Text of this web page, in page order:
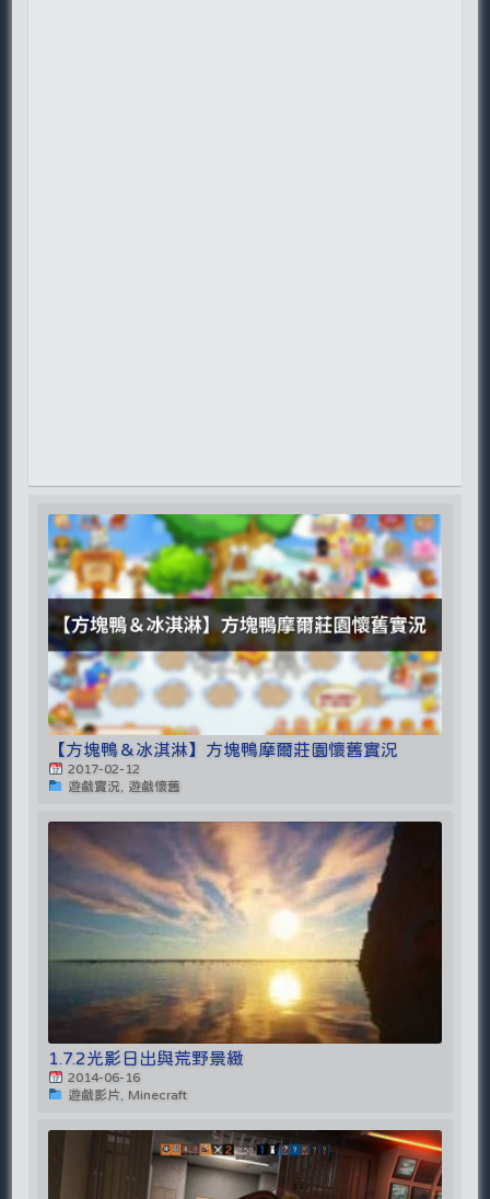
【方塊鴨＆冰淇淋】方塊鴨摩爾莊園懷舊實況
2017-02-12
遊戲實況, 遊戲懷舊
1.7.2光影日出與荒野景緻
2014-06-16
遊戲影片, Minecraft